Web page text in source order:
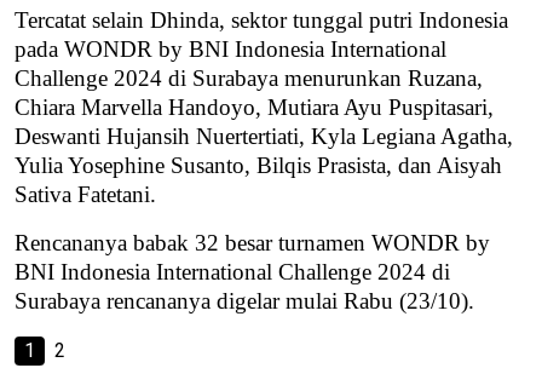
Tercatat selain Dhinda, sektor tunggal putri Indonesia
pada WONDR by BNI Indonesia International
Challenge 2024 di Surabaya menurunkan Ruzana,
Chiara Marvella Handoyo, Mutiara Ayu Puspitasari,
Deswanti Hujansih Nuertertiati, Kyla Legiana Agatha,
Yulia Yosephine Susanto, Bilqis Prasista, dan Aisyah
Sativa Fatetani.
Rencananya babak 32 besar turnamen WONDR by
BNI Indonesia International Challenge 2024 di
Surabaya rencananya digelar mulai Rabu (23/10).
1 2